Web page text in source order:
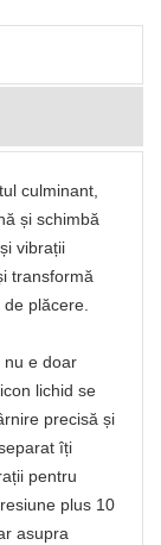
culminant,
și schimbă
vibrații
transformă
plăcere.
nu e doar
lichid se
precisă și
îți
pentru
plus 10
asupra